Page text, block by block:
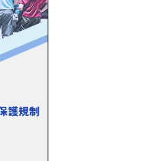
2026年 8月 7日